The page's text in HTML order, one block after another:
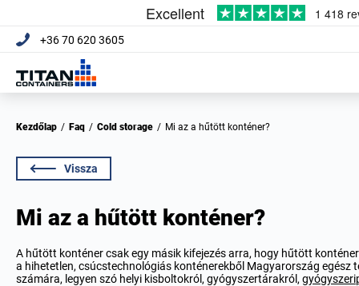
+36 70 620 3605
Kezdőlap / Faq / Cold storage / Mi az a hűtött konténer?
Vissza
Mi az a hűtött konténer?
A hűtött konténer csak egy másik kifejezés arra, hogy hűtött
a hihetetlen, csúcstechnológiás konténerekből Magyarország egész
számára, legyen szó helyi kisboltokról, gyógyszertárakról,